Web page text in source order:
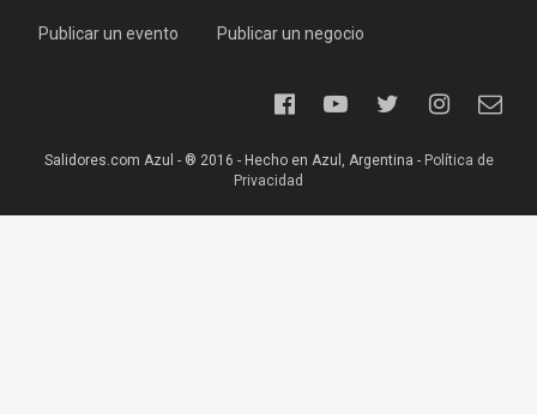
Publicar un evento Publicar un negocio
Salidores.com Azul - ® 2016 - Hecho en Azul, Argentina - Política de
Privacidad